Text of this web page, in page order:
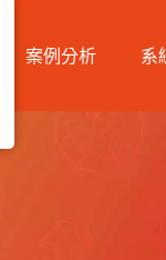
案例分析 系